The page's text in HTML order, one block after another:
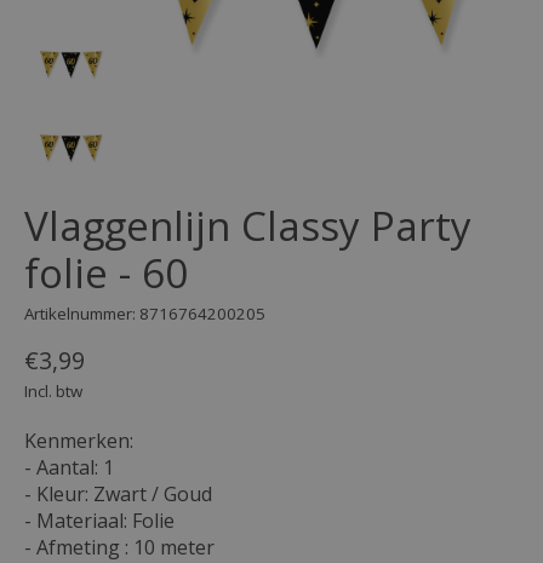
Vlaggenlijn Classy Party
folie - 60
Artikelnummer: 8716764200205
€3,99
Incl. btw
Kenmerken:
- Aantal: 1
- Kleur: Zwart / Goud
- Materiaal: Folie
- Afmeting : 10 meter